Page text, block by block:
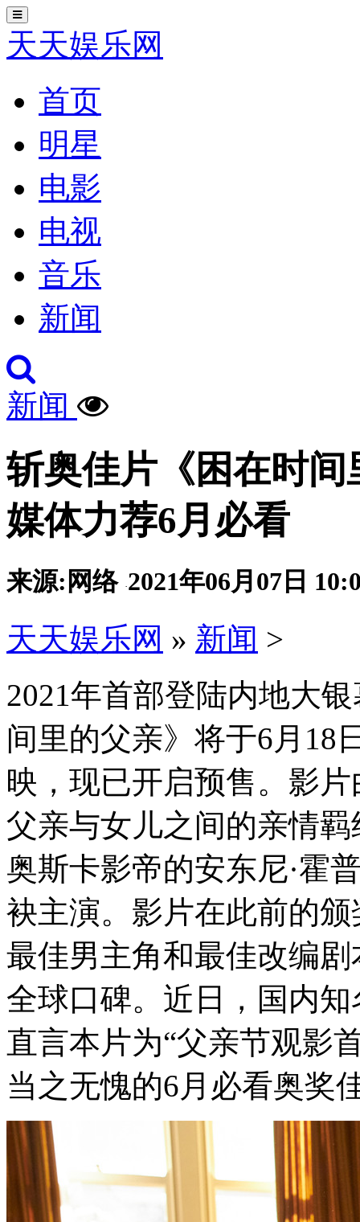
切
换
导
航
天天娱乐网
首页
明星
电影
电视
音乐
新闻
新闻
斩奥佳片《困在时
媒体力荐6月必看
来源:网络 ·2021年06月07日
天天娱乐网 » 新闻 >
2021年首部登陆内地大
间里的父亲》将于6月18
映，现已开启预售。影
父亲与女儿之间的亲情
奥斯卡影帝的安东尼·霍
袂主演。影片在此前的
最佳男主角和最佳改编
全球口碑。近日，国内
直言本片为“父亲节观影
当之无愧的6月必看奥奖